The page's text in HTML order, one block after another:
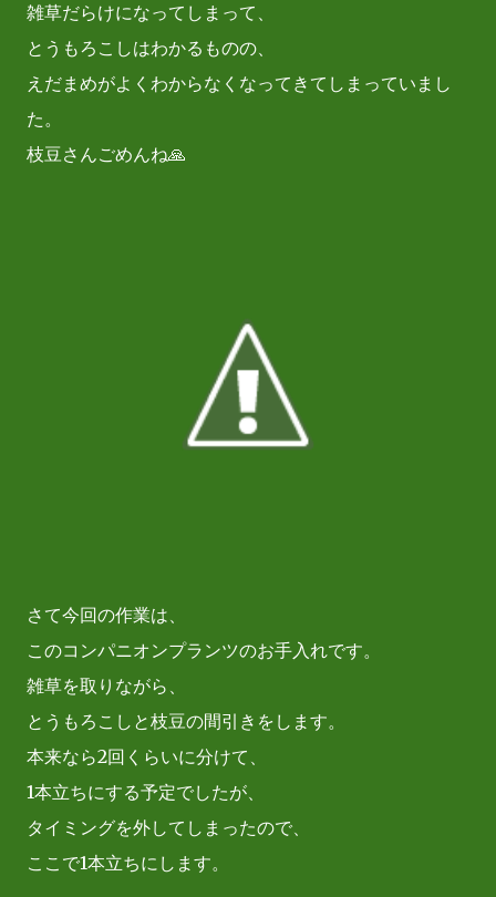
雑草だらけになってしまって、
とうもろこしはわかるものの、
えだまめがよくわからなくなってきてしまっていまし
た。
枝豆さんごめんね🙏
さて今回の作業は、
このコンパニオンプランツのお手入れです。
雑草を取りながら、
とうもろこしと枝豆の間引きをします。
本来なら2回くらいに分けて、
1本立ちにする予定でしたが、
タイミングを外してしまったので、
ここで1本立ちにします。